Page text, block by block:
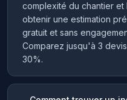
complexité du chantier et
obtenir une estimation
gratuit et sans
Comparez jusqu'à 3
30%.